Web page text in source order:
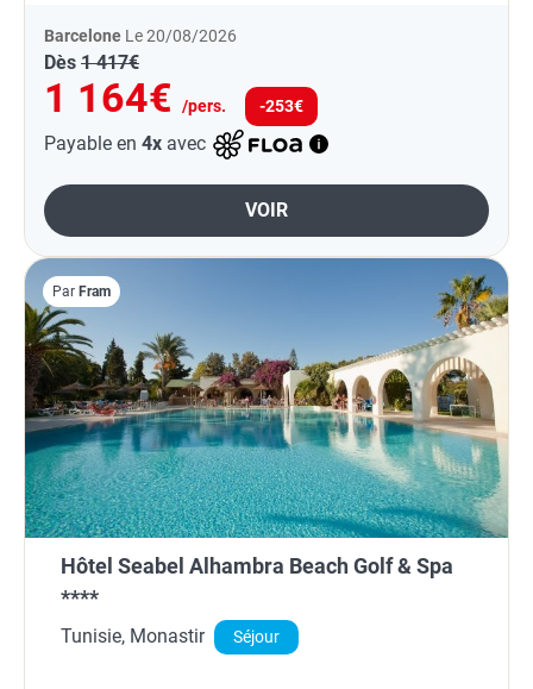
Barcelone Le 20/08/2026
Dès 1 417€
1 164€ /pers. -253€
Payable en 4x avec
VOIR
Par Fram
Hôtel Seabel Alhambra Beach Golf & Spa
****
Tunisie, Monastir Séjour